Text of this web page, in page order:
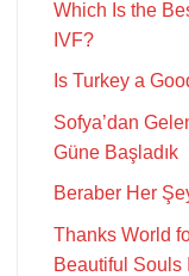
Which Is the
IVF?
Is Turkey a
Sofya’dan
Güne Başladık
Beraber Her
Thanks World
Beautiful Souls